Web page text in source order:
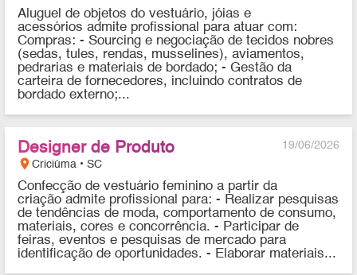
Aluguel de objetos do vestuário, jóias e
acessórios admite profissional para atuar com:
Compras: - Sourcing e negociação de tecidos nobres
(sedas, tules, rendas, musselines), aviamentos,
pedrarias e materiais de bordado; - Gestão da
carteira de fornecedores, incluindo contratos de
bordado externo;...
19/06/2026
Designer de Produto
location_onCriciúma • SC
Confecção de vestuário feminino a partir da
criação admite profissional para: - Realizar pesquisas
de tendências de moda, comportamento de consumo,
materiais, cores e concorrência. - Participar de
feiras, eventos e pesquisas de mercado para
identificação de oportunidades. - Elaborar materiais...